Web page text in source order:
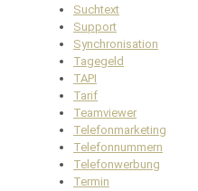
Suchtext
Support
Synchronisation
Tagegeld
TAPI
Tarif
Teamviewer
Telefonmarketing
Telefonnummern
Telefonwerbung
Termin